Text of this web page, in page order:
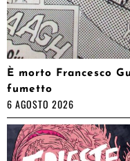
È morto Francesco
fumetto
6 AGOSTO 2026